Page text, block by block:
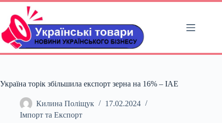
Перейти
вмісту
Україна торік збільшила експорт зерна на 16% – ІАЕ
Килина Поліщук
17.02.2024
Імпорт та Експорт